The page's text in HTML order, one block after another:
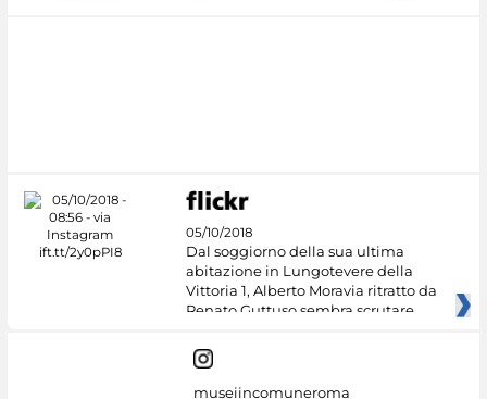
05/10/2018
Dal soggiorno della sua ultima
abitazione in Lungotevere della
Vittoria 1, Alberto Moravia ritratto da
Renato Guttuso sembra scrutare
museiincomuneroma